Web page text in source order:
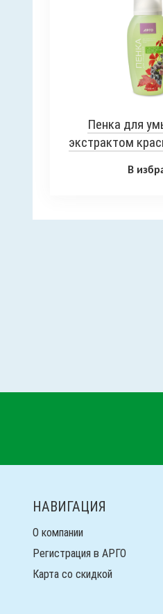
Пенка для
экстрактом
В
НАВИГАЦИЯ
О компании
Регистрация в АРГО
Карта со скидкой